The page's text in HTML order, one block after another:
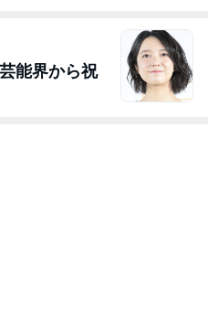
能界から祝